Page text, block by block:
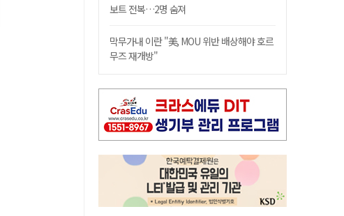
보트 전복…2명 숨져
막무가내 이란 "美, MOU 위반 배상해야 호르
무즈 재개방"